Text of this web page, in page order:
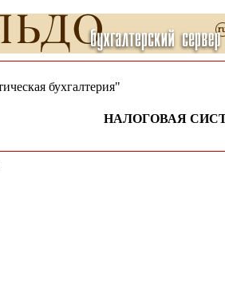
бухгалтерия"
НАЛОГОВАЯ